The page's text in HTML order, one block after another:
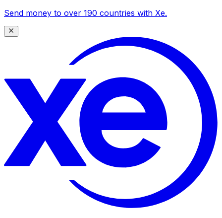
Send money to over 190 countries with Xe.